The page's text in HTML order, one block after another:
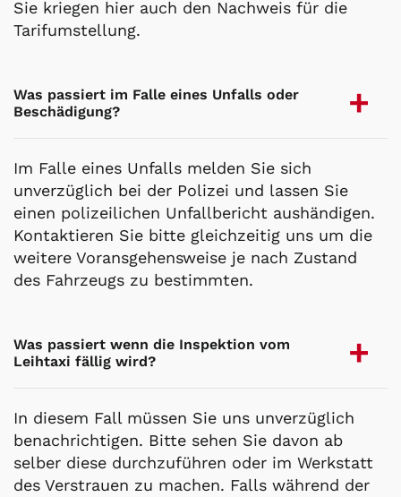
Sie kriegen hier auch den Nachweis für die
Tarifumstellung.
Was passiert im Falle eines Unfalls oder
Beschädigung?
Im Falle eines Unfalls melden Sie sich
unverzüglich bei der Polizei und lassen Sie
einen polizeilichen Unfallbericht aushändigen.
Kontaktieren Sie bitte gleichzeitig uns um die
weitere Voransgehensweise je nach Zustand
des Fahrzeugs zu bestimmten.
Was passiert wenn die Inspektion vom
Leihtaxi fällig wird?
In diesem Fall müssen Sie uns unverzüglich
benachrichtigen. Bitte sehen Sie davon ab
selber diese durchzuführen oder im Werkstatt
des Verstrauen zu machen. Falls während der